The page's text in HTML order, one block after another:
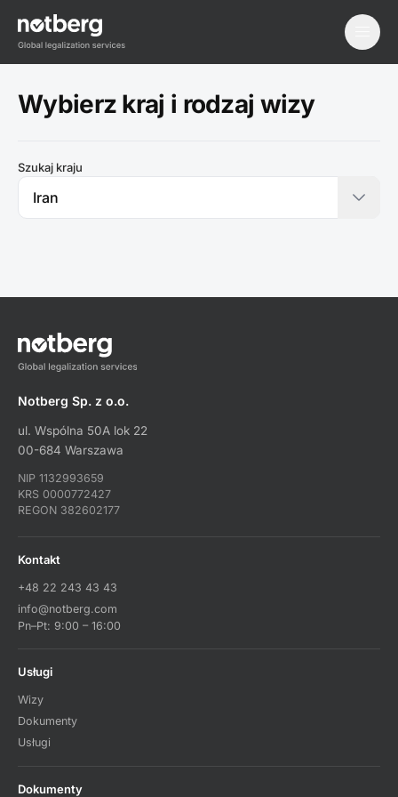
Wybierz kraj i rodzaj wizy
Szukaj kraju
Notberg Sp. z o.o.
ul. Wspólna 50A lok 22
00-684 Warszawa
NIP 1132993659
KRS 0000772427
REGON 382602177
Kontakt
+48 22 243 43 43
info@notberg.com
Pn–Pt: 9:00 – 16:00
Usługi
Wizy
Dokumenty
Usługi
Dokumenty